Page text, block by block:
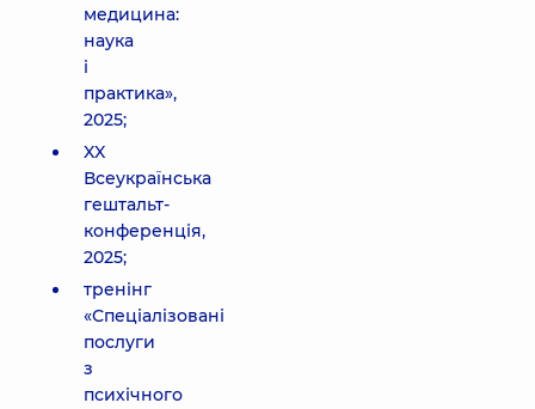
медицина:
наука
і
практика»,
2025;
XX
Всеукраїнська
гештальт-
конференція,
2025;
тренінг
«Спеціалізовані
послуги
з
психічного